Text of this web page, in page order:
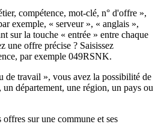
compétence, mot-clé, n° d'offre »,
exemple, « serveur », « anglais »,
sur la touche « entrée » entre chaque
une offre précise ? Saisissez
par exemple 049RSNK.
de travail », vous avez la possibilité de
un département, une région, un pays ou
offres sur une commune et ses